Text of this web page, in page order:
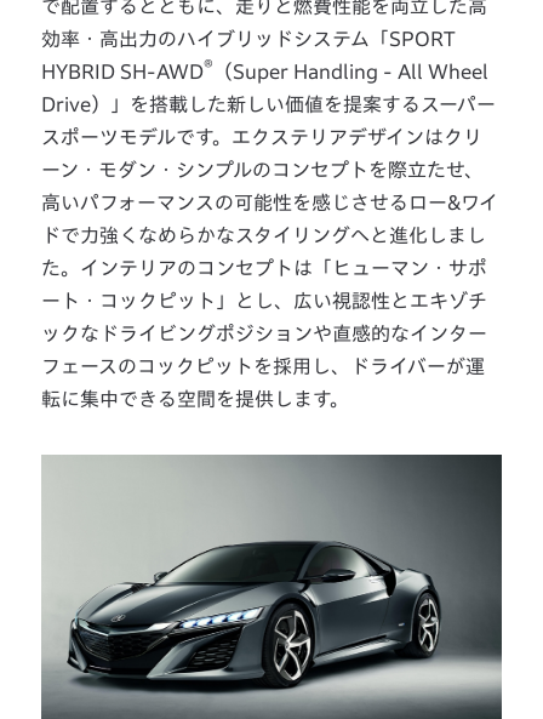
で配置するとともに、走りと燃費性能を両立した高
効率・高出力のハイブリッドシステム「SPORT
HYBRID SH-AWD®
（Super Handling - All Wheel
Drive）」を搭載した新しい価値を提案するスーパー
スポーツモデルです。エクステリアデザインはクリ
ーン・モダン・シンプルのコンセプトを際立たせ、
高いパフォーマンスの可能性を感じさせるロー&ワイ
ドで力強くなめらかなスタイリングへと進化しまし
た。インテリアのコンセプトは「ヒューマン・サポ
ート・コックピット」とし、広い視認性とエキゾチ
ックなドライビングポジションや直感的なインター
フェースのコックピットを採用し、ドライバーが運
転に集中できる空間を提供します。